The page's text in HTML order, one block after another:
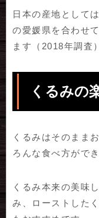
日本の産地として
の愛媛県を合わせ
ます（2018年調査
くるみの
くるみはそのまま
ろんな食べ方ができ
くるみ本来の美味
み、ローストした